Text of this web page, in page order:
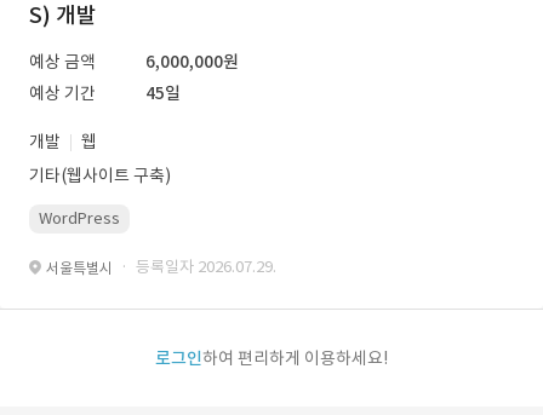
S) 개발
예상 금액
6,000,000원
예상 기간
45일
개발
웹
기타(웹사이트 구축)
WordPress
서울특별시 · 등록일자 2026.07.29.
로그인하여 편리하게 이용하세요!